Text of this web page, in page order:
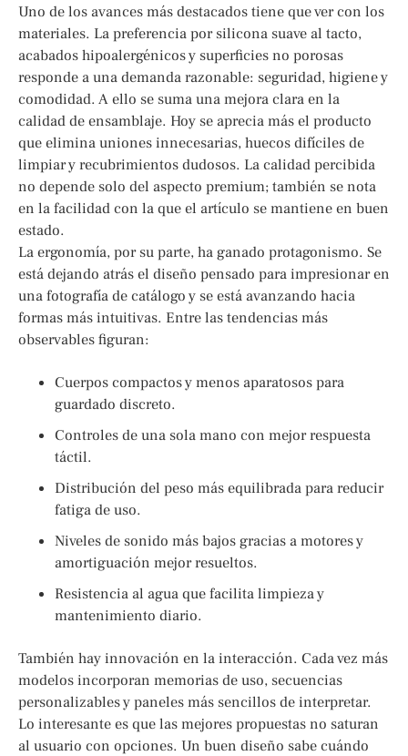
Uno de los avances más destacados tiene que ver con los
materiales. La preferencia por silicona suave al tacto,
acabados hipoalergénicos y superficies no porosas
responde a una demanda razonable: seguridad, higiene y
comodidad. A ello se suma una mejora clara en la
calidad de ensamblaje. Hoy se aprecia más el producto
que elimina uniones innecesarias, huecos difíciles de
limpiar y recubrimientos dudosos. La calidad percibida
no depende solo del aspecto premium; también se nota
en la facilidad con la que el artículo se mantiene en buen
estado.
La ergonomía, por su parte, ha ganado protagonismo. Se
está dejando atrás el diseño pensado para impresionar en
una fotografía de catálogo y se está avanzando hacia
formas más intuitivas. Entre las tendencias más
observables figuran:
Cuerpos compactos y menos aparatosos para
guardado discreto.
Controles de una sola mano con mejor respuesta
táctil.
Distribución del peso más equilibrada para reducir
fatiga de uso.
Niveles de sonido más bajos gracias a motores y
amortiguación mejor resueltos.
Resistencia al agua que facilita limpieza y
mantenimiento diario.
También hay innovación en la interacción. Cada vez más
modelos incorporan memorias de uso, secuencias
personalizables y paneles más sencillos de interpretar.
Lo interesante es que las mejores propuestas no saturan
al usuario con opciones. Un buen diseño sabe cuándo